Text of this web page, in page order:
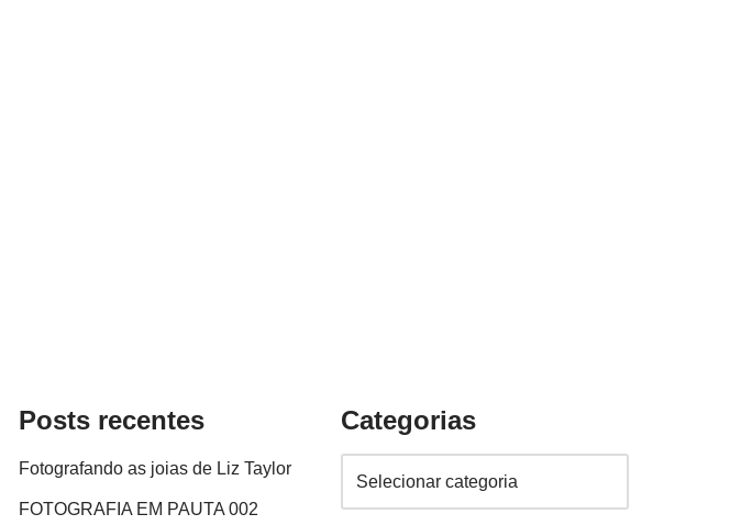
Posts recentes
Fotografando as joias de Liz Taylor
FOTOGRAFIA EM PAUTA 002
Categorias